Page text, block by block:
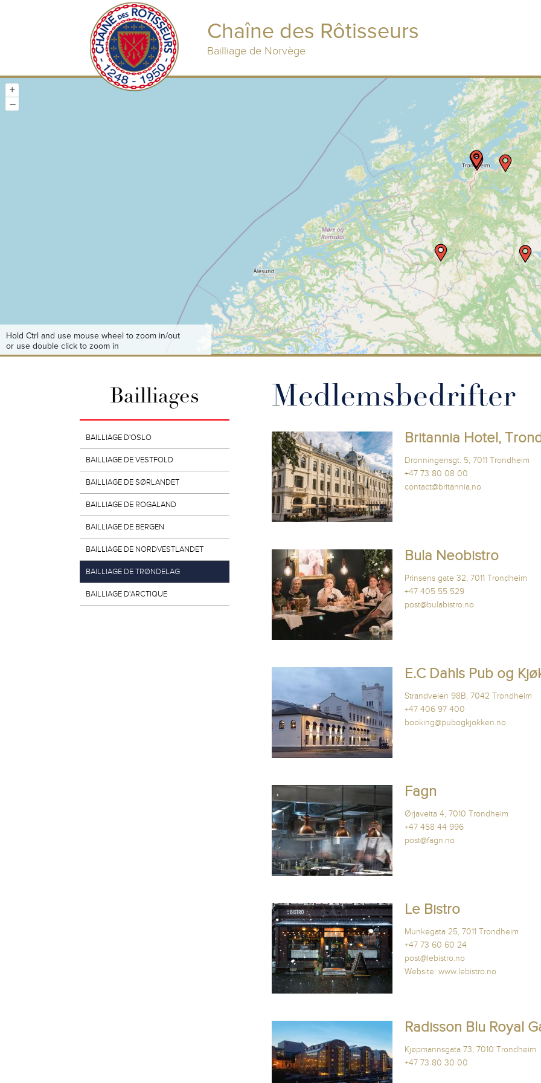
Chaîne des Rôtisseurs
Bailliage de Norvège
+
–
Hold Ctrl and use mouse wheel to zoom in/out
or use double click to zoom in
Bailliages
BAILLIAGE D'OSLO
BAILLIAGE DE VESTFOLD
BAILLIAGE DE SØRLANDET
BAILLIAGE DE ROGALAND
BAILLIAGE DE BERGEN
BAILLIAGE DE NORDVESTLANDET
BAILLIAGE DE TRØNDELAG
BAILLIAGE D'ARCTIQUE
Medlemsbedrifter
Britannia Hotel,
Dronningensgt. 5, 7011 Trondheim
+47 73 80 08 00
contact@britannia.no
Bula Neobistro
Prinsens gate 32, 7011 Trondheim
+47 405 55 529
post@bulabistro.no
E.C Dahls Pub og
Strandveien 98B, 7042 Trondheim
+47 406 97 400
booking@pubogkjokken.no
Fagn
Ørjaveita 4, 7010 Trondheim
+47 458 44 996
post@fagn.no
Le Bistro
Munkegata 25, 7011 Trondheim
+47 73 60 60 24
post@lebistro.no
Website: www.lebistro.no
Radisson Blu Royal
Kjøpmannsgata 73, 7010 Trondheim
+47 73 80 30 00